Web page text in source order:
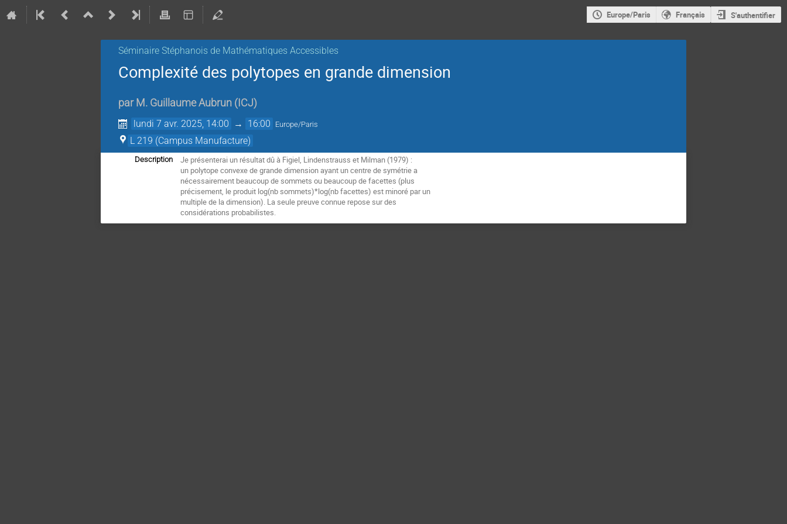
Europe/Paris Français S'authentifier
Séminaire Stéphanois de Mathématiques Accessibles
Complexité des polytopes en grande dimension
par M. Guillaume Aubrun ( ICJ)
lundi 7 avr. 2025, 14:00 → 16:00 Europe/Paris
L 219 (Campus Manufacture)
Description
Je présenterai un résultat dû à Figiel, Lindenstrauss et Milman (1979) :
un polytope convexe de grande dimension ayant un centre de symétrie a
nécessairement beaucoup de sommets ou beaucoup de facettes (plus
précisement, le produit log(nb sommets)*log(nb facettes) est minoré par un
multiple de la dimension). La seule preuve connue repose sur des
considérations probabilistes.